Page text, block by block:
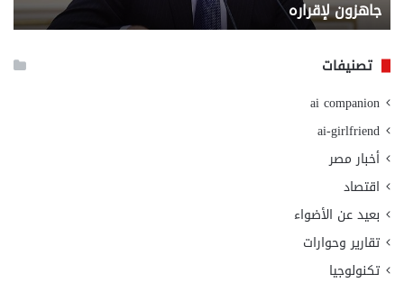
جاهزون لإقراره
تصنيفات
ai companion
ai-girlfriend
أخبار مصر
اقتصاد
بعيد عن الأضواء
تقارير وحوارات
تكنولوجيا